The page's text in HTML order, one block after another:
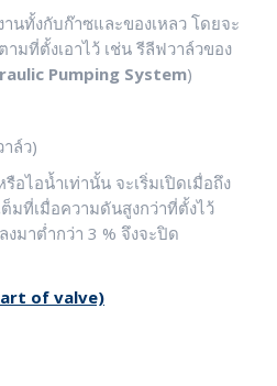
นทั้งกับก๊าซและของเหลว โดยจะ
มที่ตั้งเอาไว้ เช่น รีลีฟวาล์วของ
Pumping System)
ล์ว)
อไอน้ำเท่านั้น จะเริ่มเปิดเมื่อถึง
มที่เมื่อความดันสูงกว่าที่ตั้งไว้
มาต่ำกว่า 3 % จึงจะปิด
of valve)